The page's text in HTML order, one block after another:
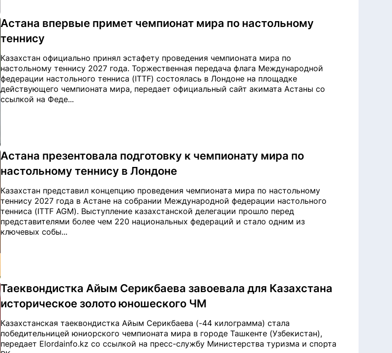
Астана впервые примет чемпионат мира по настольному
теннису
Казахстан официально принял эстафету проведения чемпионата мира по
настольному теннису 2027 года. Торжественная передача флага Международной
федерации настольного тенниса (ITTF) состоялась в Лондоне на площадке
действующего чемпионата мира, передает официальный сайт акимата Астаны со
ссылкой на Феде...
Астана презентовала подготовку к чемпионату мира по
настольному теннису в Лондоне
Казахстан представил концепцию проведения чемпионата мира по настольному
теннису 2027 года в Астане на собрании Международной федерации настольного
тенниса (ITTF AGM). Выступление казахстанской делегации прошло перед
представителями более чем 220 национальных федераций и стало одним из
ключевых собы...
Таеквондистка Айым Серикбаева завоевала для Казахстана
историческое золото юношеского ЧМ
Казахстанская таеквондистка Айым Серикбаева (-44 килограмма) стала
победительницей юниорского чемпионата мира в городе Ташкенте (Узбекистан),
передает Elordainfo.kz со ссылкой на пресс-службу Министерства туризма и спорта